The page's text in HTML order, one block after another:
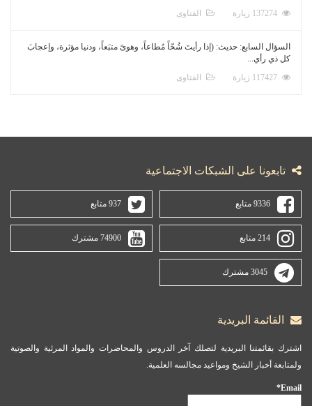
الفتاوى
السؤال السابع: حديث: (إذا رأيتَ شُحّاً مُطاعاً، وهوىً متبَعاً، ودنيا مؤثرة، وإعجابَ
كل ذي رأي...
الفتاوى
تابعونا على الشبكات الاجتماعية
9336 متابع 937 متابع
214 متابع 74900 مشترك
3045 مشترك
القائمة البريدية
اشترك بقائمتنا البريدية لتصلك آخر الدروس والمحاضرات والمواد المرئية والصوتية
ولمتابعة أخبار الشيخ ومواعيد مجالسه العلمية.
Email*